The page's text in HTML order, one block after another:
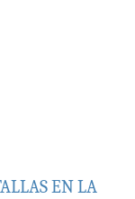
EN LA